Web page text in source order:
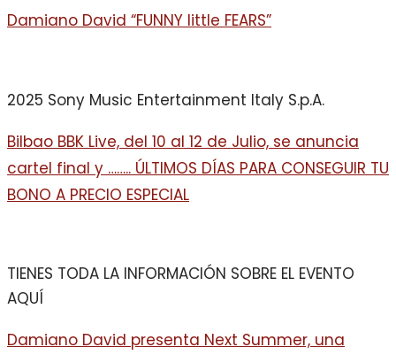
Damiano David “FUNNY little FEARS”
2025 Sony Music Entertainment Italy S.p.A.
Bilbao BBK Live, del 10 al 12 de Julio, se anuncia
cartel final y …….. ÚLTIMOS DÍAS PARA CONSEGUIR TU
BONO A PRECIO ESPECIAL
TIENES TODA LA INFORMACIÓN SOBRE EL EVENTO
AQUÍ
Damiano David presenta Next Summer, una